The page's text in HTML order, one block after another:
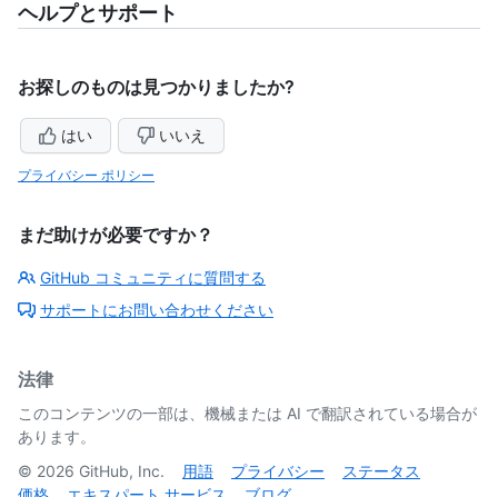
ヘルプとサポート
お探しのものは見つかりましたか?
はい いいえ
プライバシー ポリシー
まだ助けが必要ですか？
GitHub コミュニティに質問する
サポートにお問い合わせください
法律
このコンテンツの一部は、機械または AI で翻訳されている場合が
あります。
© 2026 GitHub, Inc. 用語 プライバシー
ステータス